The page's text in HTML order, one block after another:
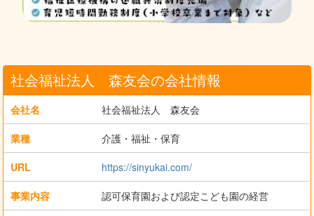
社会福祉法人 森友会の会社情報
会社名 社会福祉法人 森友会
業種 介護・福祉・保育
URL https://sinyukai.com/
事業内容 認可保育園および認定こども園の経営